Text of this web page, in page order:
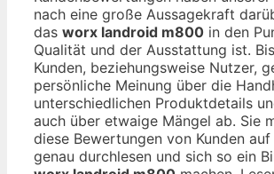
nach eine große Aussagekraft
das worx landroid m800 in den
Qualität und der Ausstattung ist.
Kunden, beziehungsweise Nutzer,
persönliche Meinung über die
unterschiedlichen Produktdetails
auch über etwaige Mängel ab. Sie
diese Bewertungen von Kunden auf
genau durchlesen und sich so ein